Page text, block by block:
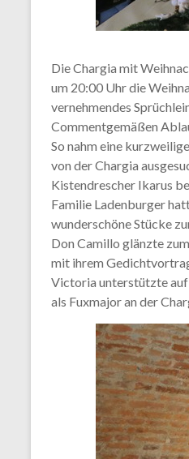
Die Chargia mit
um 20:00 Uhr die
vernehmendes
Commentgemäßen
So nahm eine
von der Chargia
Kistendrescher Ikarus
Familie Ladenburger
wunderschöne Stücke
Don Camillo glänzte
mit ihrem
Victoria unterstützte auf
als Fuxmajor an der